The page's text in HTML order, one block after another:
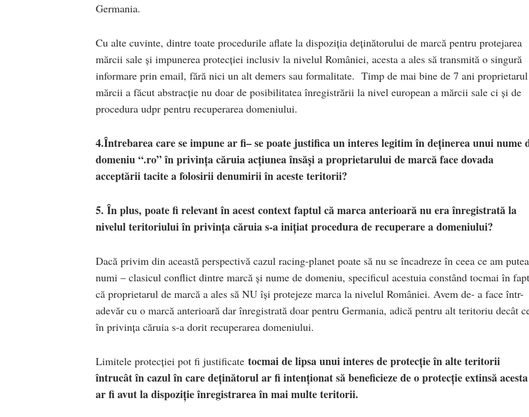
Germania.
Cu alte cuvinte, dintre toate procedurile aflate la dispoziția deținătorului de marcă pentru protejarea
mărcii sale și impunerea protecției inclusiv la nivelul României, acesta a ales să transmită o singură
informare prin email, fără nici un alt demers sau formalitate. Timp de mai bine de 7 ani proprietarul
mărcii a făcut abstracție nu doar de posibilitatea înregistrării la nivel european a mărcii sale ci și de
procedura udpr pentru recuperarea domeniului.
4.Întrebarea care se impune ar fi– se poate justifica un interes legitim în deținerea unui nume
domeniu “.ro” în privința căruia acțiunea însăși a proprietarului de marcă face dovada
acceptării tacite a folosirii denumirii în aceste teritorii?
5. În plus, poate fi relevant în acest context faptul că marca anterioară nu era înregistrată la
nivelul teritoriului în privința căruia s-a inițiat procedura de recuperare a domeniului?
Dacă privim din această perspectivă cazul racing-planet poate să nu se încadreze în ceea ce am putea
numi – clasicul conflict dintre marcă și nume de domeniu, specificul acestuia constând tocmai în
că proprietarul de marcă a ales să NU își protejeze marca la nivelul României. Avem de- a face într-
adevăr cu o marcă anterioară dar înregistrată doar pentru Germania, adică pentru alt teritoriu decât
în privința căruia s-a dorit recuperarea domeniului.
Limitele protecției pot fi justificate tocmai de lipsa unui interes de protecție în alte teritorii
întrucât în cazul în care deținătorul ar fi intenționat să beneficieze de o protecție extinsă acesta
ar fi avut la dispoziție înregistrarea în mai multe teritorii.